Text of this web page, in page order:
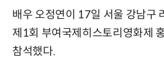
배우 오정연이 17일 서울 강남구
제1회 부여국제히스토리영화제
참석했다.